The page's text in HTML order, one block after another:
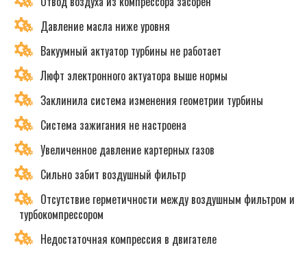
Давление масла ниже уровня
Вакуумный актуатор турбины не работает
Люфт электронного актуатора выше нормы
Заклинила система изменения геометрии турбины
Система зажигания не настроена
Увеличенное давление картерных газов
Сильно забит воздушный фильтр
Отсутствие герметичности между воздушным фильтром и
турбокомпрессором
Недостаточная компрессия в двигателе